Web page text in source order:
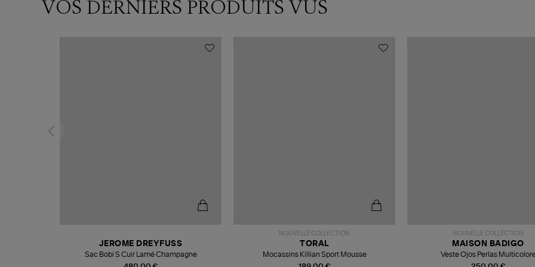
VOS DERNIERS PRODUITS VUS
JEROME DREYFUSS
Sac Bobi S Cuir Lamé Champagne
NOUVELLE COLLECTION
TORAL
Mocassins Killian Sport Mousse
NOUVELLE COLLECTION
MAISON BADIGO
Veste Ojos Perlas